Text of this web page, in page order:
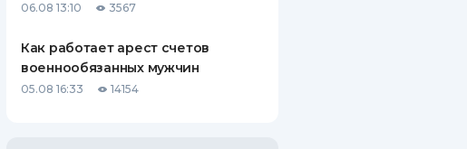
06.08 13:10 3567
Как работает арест счетов
военнообязанных мужчин
05.08 16:33 14154